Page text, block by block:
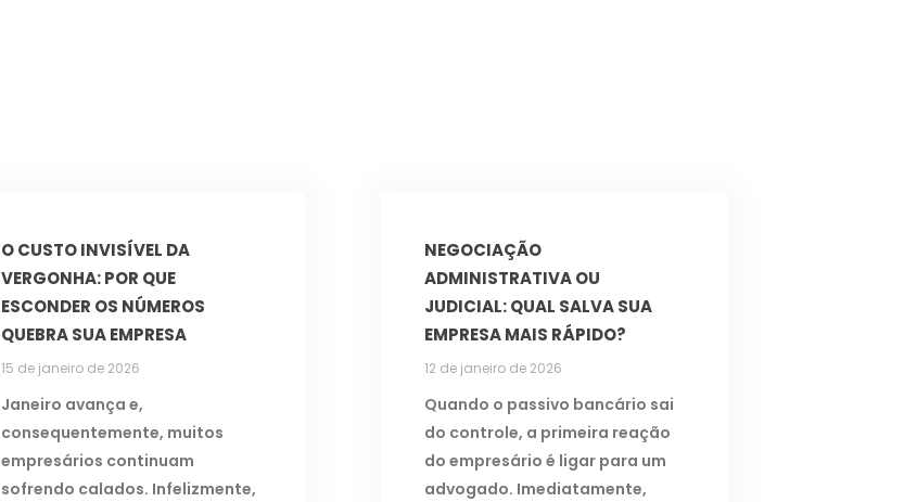
O CUSTO INVISÍVEL DA
VERGONHA: POR QUE
ESCONDER OS NÚMEROS
QUEBRA SUA EMPRESA
15 de janeiro de 2026
Janeiro avança e,
consequentemente, muitos
empresários continuam
sofrendo calados. Infelizmente,
NEGOCIAÇÃO
ADMINISTRATIVA OU
JUDICIAL: QUAL SALVA SUA
EMPRESA MAIS RÁPIDO?
12 de janeiro de 2026
Quando o passivo bancário sai
do controle, a primeira reação
do empresário é ligar para um
advogado. Imediatamente,